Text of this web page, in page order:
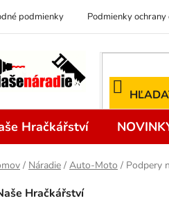
podmienky Podmienky
Hračkářství
/ Náradie / Auto-Moto / Podpery
Hračkářství